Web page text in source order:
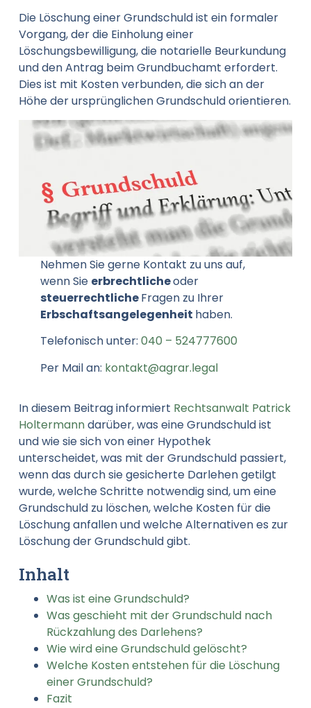
Die Löschung einer Grundschuld ist ein formaler
Vorgang, der die Einholung einer
Löschungsbewilligung, die notarielle Beurkundung
und den Antrag beim Grundbuchamt erfordert.
Dies ist mit Kosten verbunden, die sich an der
Höhe der ursprünglichen Grundschuld orientieren.
Nehmen Sie gerne Kontakt zu uns auf,
wenn Sie erbrechtlicheoder
steuerrechtlicheFragen zu Ihrer
Erbschaftsangelegenheit haben.
Telefonisch unter:040 – 524777600
Per Mail an: kontakt@agrar.legal
In diesem Beitrag informiert Rechtsanwalt Patrick
Holtermanndarüber, was eine Grundschuld ist
und wie sie sich von einer Hypothek
unterscheidet, was mit der Grundschuld passiert,
wenn das durch sie gesicherte Darlehen getilgt
wurde, welche Schritte notwendig sind, um eine
Grundschuld zu löschen, welche Kosten für die
Löschung anfallen und welche Alternativen es zur
Löschung der Grundschuld gibt.
Inhalt
Was ist eine Grundschuld?
Was geschieht mit der Grundschuld nach
Rückzahlung des Darlehens?
Wie wird eine Grundschuld gelöscht?
Welche Kosten entstehen für die Löschung
einer Grundschuld?
Fazit